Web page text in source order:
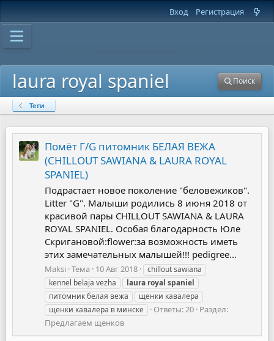
Вход Регистрация
laura royal spaniel Поиск
Теги
Помёт Г/G питомник БЕЛАЯ ВЕЖА
(CHILLOUT SAWIANA & LAURA ROYAL
SPANIEL)
Подрастает новое поколение "беловежиков".
Litter "G". Малыши родились 8 июня 2018 от
красивой пары CHILLOUT SAWIANA & LAURA
ROYAL SPANIEL. Особая благодарность Юле
Скригановой:flower:за возможность иметь
этих замечательных малышей!!! pedigree...
Maksi Тема 10 Авг 2018
chillout sawiana
kennel belaja vezha
laura royal spaniel
питомник белая вежа
щенки кавалера
щенки кавалера в минске
Ответы: 20 Раздел:
Предлагаем щенков